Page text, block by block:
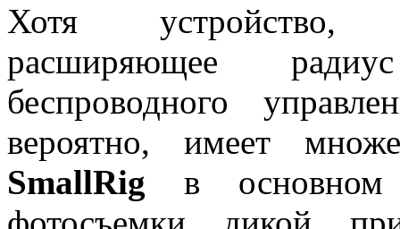
Хотя устройство,
расширяющее
беспроводного
вероятно, имеет
SmallRig в основном